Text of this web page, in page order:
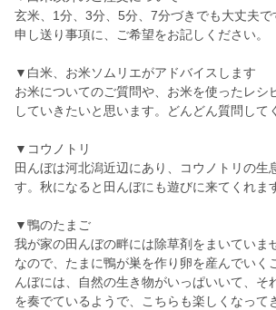
玄米、1分、3分、5分、7分づきでも大丈夫で
申し送り事項に、ご希望をお記しください。
▼白米、お米ソムリエがアドバイスします
お米についてのご質問や、お米を使ったレシ
していきたいと思います。どんどん質問して
▼コウノトリ
田んぼは河北潟近辺にあり、コウノトリの生
す。秋になると田んぼにも遊びに来てくれま
▼鴨のたまご
我が家の田んぼの畔には除草剤をまいていま
なので、たまに鴨が巣を作り卵を産んでいく
んぼには、自然の生き物がいっぱいいて、そ
を奏でているようで、こちらも楽しくなって